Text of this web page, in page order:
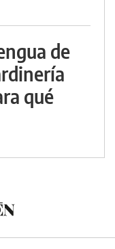
de
qué